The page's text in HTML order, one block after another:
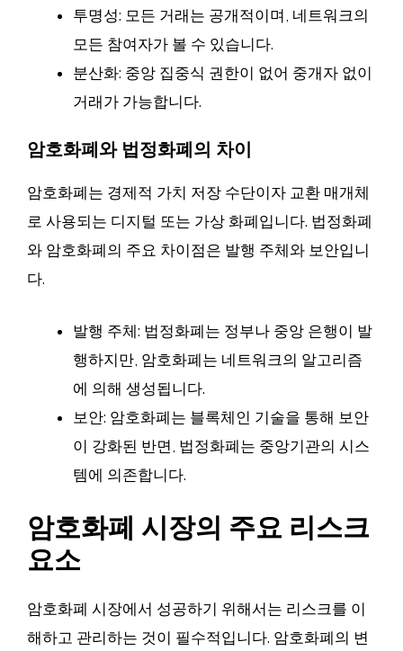
투명성: 모든 거래는 공개적이며, 네트워크의
모든 참여자가 볼 수 있습니다.
분산화: 중앙 집중식 권한이 없어 중개자 없이
거래가 가능합니다.
암호화폐와 법정화폐의 차이
암호화폐는 경제적 가치 저장 수단이자 교환 매개체
로 사용되는 디지털 또는 가상 화폐입니다. 법정화폐
와 암호화폐의 주요 차이점은 발행 주체와 보안입니
다.
발행 주체: 법정화폐는 정부나 중앙 은행이 발
행하지만, 암호화폐는 네트워크의 알고리즘
에 의해 생성됩니다.
보안: 암호화폐는 블록체인 기술을 통해 보안
이 강화된 반면, 법정화폐는 중앙기관의 시스
템에 의존합니다.
암호화폐 시장의 주요 리스크
요소
암호화폐 시장에서 성공하기 위해서는 리스크를 이
해하고 관리하는 것이 필수적입니다. 암호화폐의 변